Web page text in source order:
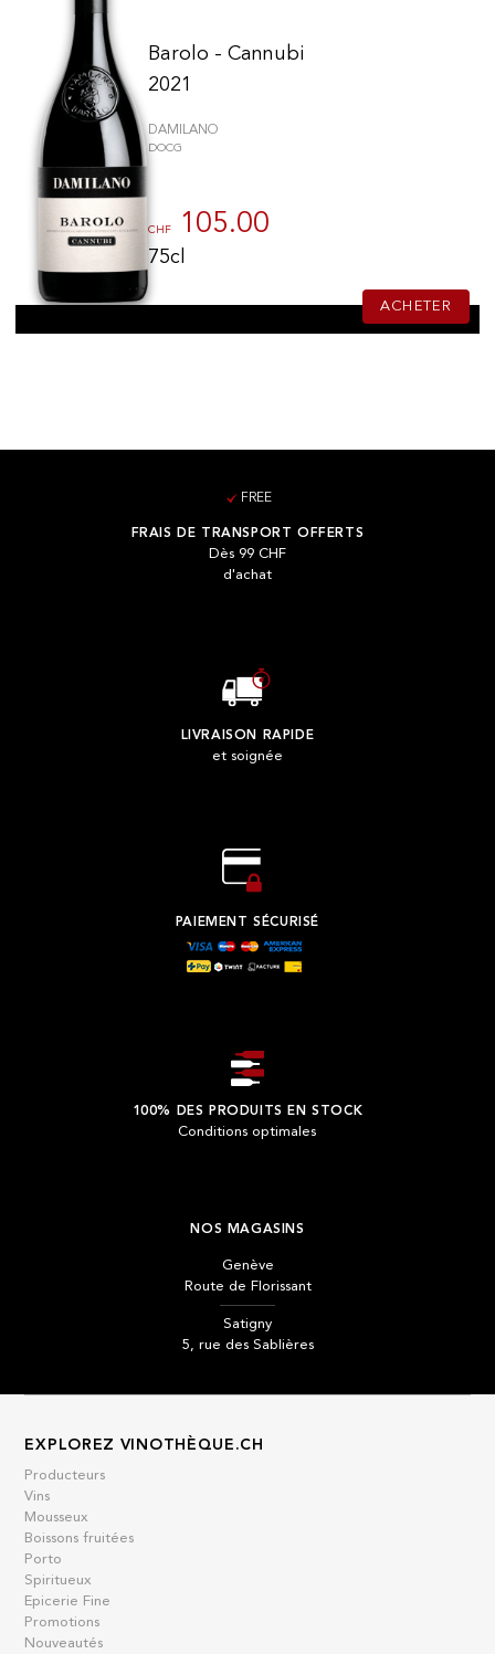
Barolo - Cannubi
2021
DAMILANO
DOCG
CHF 105.00
75cl
ACHETER
FREE
FRAIS DE TRANSPORT OFFERTS
Dès 99 CHF
d'achat
LIVRAISON RAPIDE
et soignée
PAIEMENT SÉCURISÉ
100% DES PRODUITS EN STOCK
Conditions optimales
NOS MAGASINS
Genève
Route de Florissant
Satigny
5, rue des Sablières
EXPLOREZ VINOTHÈQUE.CH
Producteurs
Vins
Mousseux
Boissons fruitées
Porto
Spiritueux
Epicerie Fine
Promotions
Nouveautés